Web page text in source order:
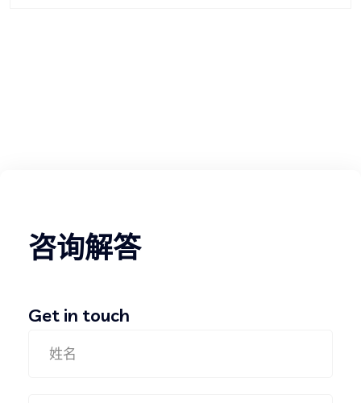
咨询解答
Get in touch